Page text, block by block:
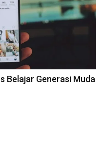
Belajar Generasi Muda